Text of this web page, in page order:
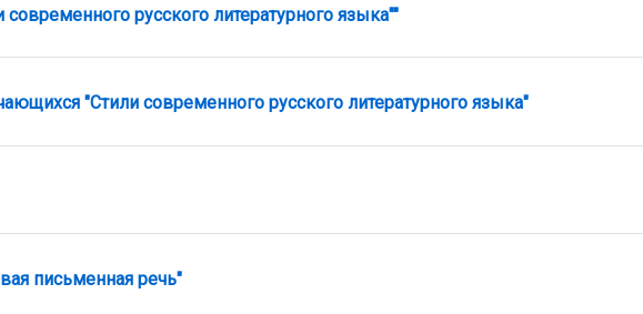
современного русского литературного языка""
Задание
"Стили современного русского литературного языка"
Задание
письменная речь"
Задание